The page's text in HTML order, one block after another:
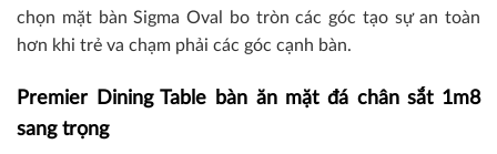
chọn mặt bàn Sigma Oval bo tròn các góc tạo sự an toàn
hơn khi trẻ va chạm phải các góc cạnh bàn.
Premier Dining Table bàn ăn mặt đá chân sắt 1m8
sang trọng